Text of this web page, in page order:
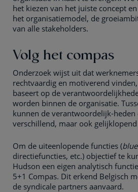
het kiezen van het juiste concept
het organisatiemodel, de
van alle stakeholders.
Volg het compas
Onderzoek wijst uit dat
rechtvaardig en motiverend
baseert op de
worden binnen de organisatie.
kunnen de verantwoordelijk-heden
verschillend, maar ook
Om de uiteenlopende functies (blue
directiefuncties, etc.) objectief te
Hudson een eigen analytisch
5+1 Compas. Dit erkend Belgisch
de syndicale partners aanvaard.